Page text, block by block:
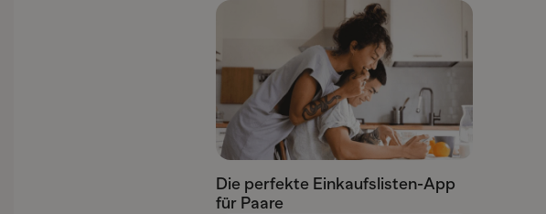
Die perfekte Einkaufslisten-App
für Paare